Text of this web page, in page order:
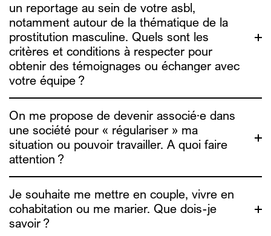
aure@alias.brussels
houda@alias.brussels
contact@alias.brussels
Nous ne prenons plus de stagiaire pour l’année
académique 2026-2027.
un reportage au sein de votre asbl,
notamment autour de la thématique de la
prostitution masculine. Quels sont les
critères et conditions à respecter pour
obtenir des témoignages ou échanger avec
votre équipe ?
On me propose de devenir associé·e dans
une société pour « régulariser » ma
situation ou pouvoir travailler. A quoi faire
attention ?
Je souhaite me mettre en couple, vivre en
cohabitation ou me marier. Que dois-je
savoir ?